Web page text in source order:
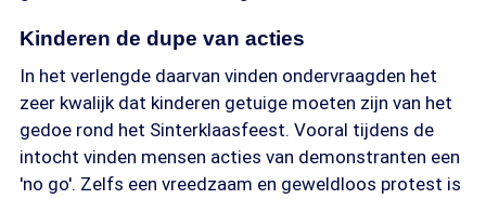
Kinderen de dupe van acties
In het verlengde daarvan vinden ondervraagden het
zeer kwalijk dat kinderen getuige moeten zijn van het
gedoe rond het Sinterklaasfeest. Vooral tijdens de
intocht vinden mensen acties van demonstranten een
'no go'. Zelfs een vreedzaam en geweldloos protest is